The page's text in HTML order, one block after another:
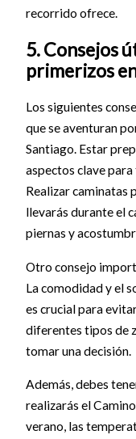
recorrido ofrece.
5. Consejos
primerizos
Los siguientes
que se aventuran
Santiago. Estar
aspectos clave
Realizar caminatas
llevarás durante el
piernas y
Otro consejo
La comodidad y el
es crucial para
diferentes tipos de
tomar una decisión.
Además, debes
realizarás el
verano, las